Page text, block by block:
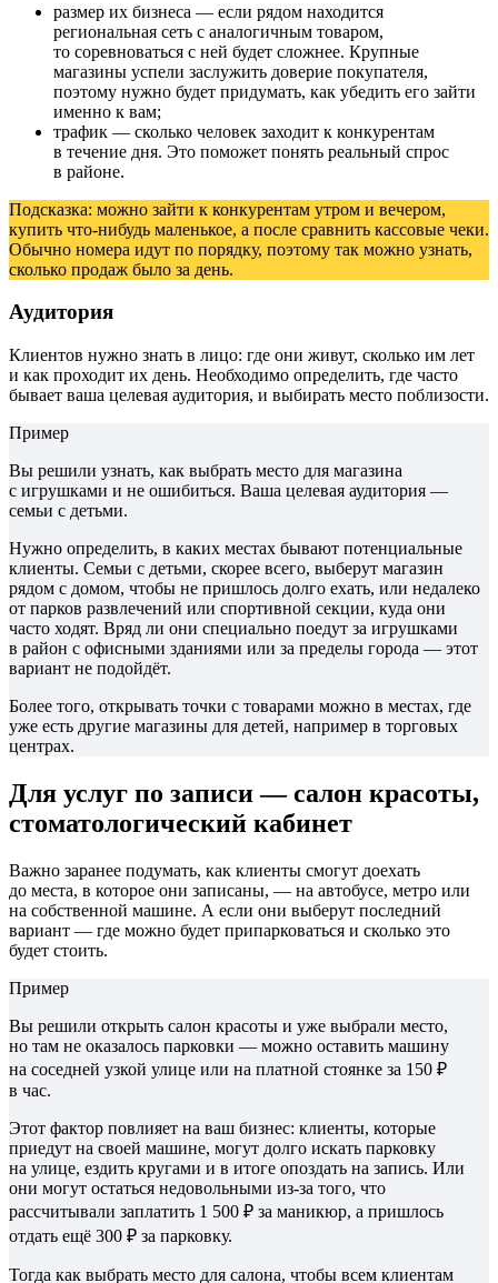
размер их бизнеса — если рядом находится
региональная сеть с аналогичным товаром,
то соревноваться с ней будет сложнее. Крупные
магазины успели заслужить доверие покупателя,
поэтому нужно будет придумать, как убедить его зайти
именно к вам;
трафик — сколько человек заходит к конкурентам
в течение дня. Это поможет понять реальный спрос
в районе.
Подсказка: можно зайти к конкурентам утром и вечером,
купить что-нибудь маленькое, а после сравнить кассовые чеки.
Обычно номера идут по порядку, поэтому так можно узнать,
сколько продаж было за день.
Аудитория
Клиентов нужно знать в лицо: где они живут, сколько им лет
и как проходит их день. Необходимо определить, где часто
бывает ваша целевая аудитория, и выбирать место поблизости.
Пример
Вы решили узнать, как выбрать место для магазина
с игрушками и не ошибиться. Ваша целевая аудитория —
семьи с детьми.
Нужно определить, в каких местах бывают потенциальные
клиенты. Семьи с детьми, скорее всего, выберут магазин
рядом с домом, чтобы не пришлось долго ехать, или недалеко
от парков развлечений или спортивной секции, куда они
часто ходят. Вряд ли они специально поедут за игрушками
в район с офисными зданиями или за пределы города — этот
вариант не подойдёт.
Более того, открывать точки с товарами можно в местах, где
уже есть другие магазины для детей, например в торговых
центрах.
Для услуг по записи — салон красоты,
стоматологический кабинет
Важно заранее подумать, как клиенты смогут доехать
до места, в которое они записаны, — на автобусе, метро или
на собственной машине. А если они выберут последний
вариант — где можно будет припарковаться и сколько это
будет стоить.
Пример
Вы решили открыть салон красоты и уже выбрали место,
но там не оказалось парковки — можно оставить машину
на соседней узкой улице или на платной стоянке за 150 ₽
в час.
Этот фактор повлияет на ваш бизнес: клиенты, которые
приедут на своей машине, могут долго искать парковку
на улице, ездить кругами и в итоге опоздать на запись. Или
они могут остаться недовольными из-за того, что
рассчитывали заплатить 1 500 ₽ за маникюр, а пришлось
отдать ещё 300 ₽ за парковку.
Тогда как выбрать место для салона, чтобы всем клиентам